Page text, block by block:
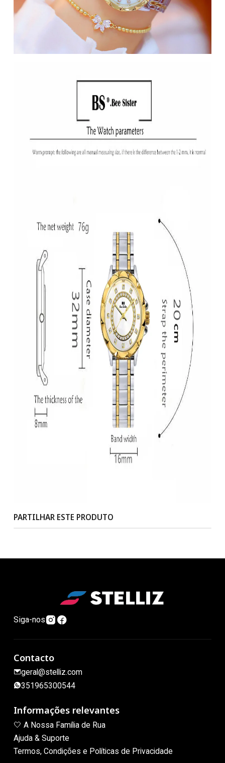
PARTILHAR ESTE PRODUTO
Siga-nos
Contacto
geral@stelliz.com
351965300544
Informações relevantes
🤍 A Nossa Família de Rua
Ajuda & Suporte
Termos, Condições e Políticas de Privacidade